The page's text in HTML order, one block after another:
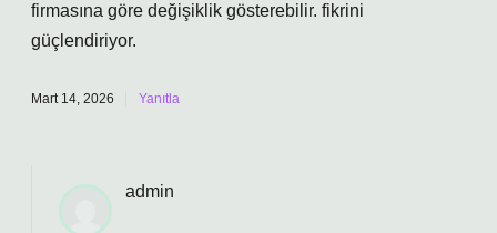
firmasına göre değişiklik gösterebilir. fikrini
güçlendiriyor.
Mart 14, 2026 Yanıtla
admin